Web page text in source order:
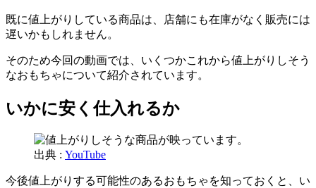
既に値上がりしている商品は、店舗にも在庫がなく販売には
遅いかもしれません。
そのため今回の動画では、いくつかこれから値上がりしそう
なおもちゃについて紹介されています。
いかに安く仕入れるか
出典 : YouTube
今後値上がりする可能性のあるおもちゃを知っておくと、い